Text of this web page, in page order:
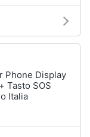
Phone Display
Tasto SOS
Italia